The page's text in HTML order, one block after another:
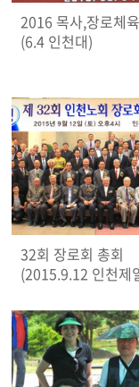
2016 목사,장로체
(6.4 인천대)
32회 장로회 총회
(2015.9.12 인천제